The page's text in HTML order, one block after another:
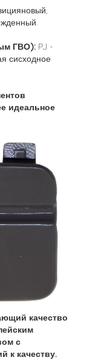
ГВО): PJ -
сисходное
идеальное
качество
с
к качеству.